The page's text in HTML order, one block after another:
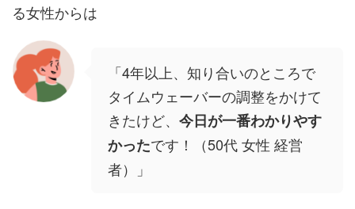
る女性からは
「4年以上、知り合いのところで
タイムウェーバーの調整をかけて
きたけど、 今日が一番わかりやす
かったです！（50代 女性 経営
者）」